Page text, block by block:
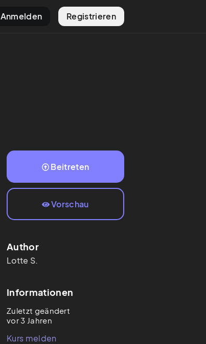
Anmelden Registrieren
Beitreten
Vorschau
Author
Lotte S.
Informationen
Zuletzt geändert
vor 3 Jahren
Kurs melden